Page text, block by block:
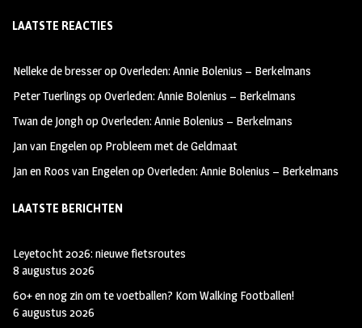
b
oo
k
ag
m
tt
LAATSTE REACTIES
Nelleke de bresseropOverleden: Annie Bolenius – Berkelmans
Peter Tuerlings opOverleden: Annie Bolenius – Berkelmans
Twan de JonghopOverleden: Annie Bolenius – Berkelmans
Jan van Engelenop Probleem met de Geldmaat
Jan en Roos van EngelenopOverleden: Annie Bolenius – Berkelmans
LAATSTE BERICHTEN
Leyetocht 2026: nieuwe fietsroutes
8 augustus 2026
60+ en nog zin om te voetballen? Kom Walking Footballen!
6 augustus 2026